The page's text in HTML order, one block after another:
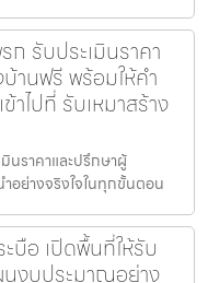
รับประเมินราคา
านฟรี พร้อมให้คำ
าไปที่ รับเหมาสร้าง
นราคาและปรึกษาผู้
อย่างจริงใจในทุกขั้นตอน
บือ เปิดพื้นที่ให้รับ
นงบประมาณอย่าง